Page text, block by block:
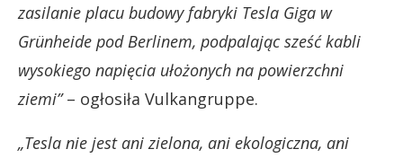
zasilanie placu budowy fabryki Tesla Giga w
Grünheide pod Berlinem, podpalając sześć kabli
wysokiego napięcia ułożonych na powierzchni
ziemi”– ogłosiła Vulkangruppe.
„Tesla nie jest ani zielona, ​​ani ekologiczna, ani